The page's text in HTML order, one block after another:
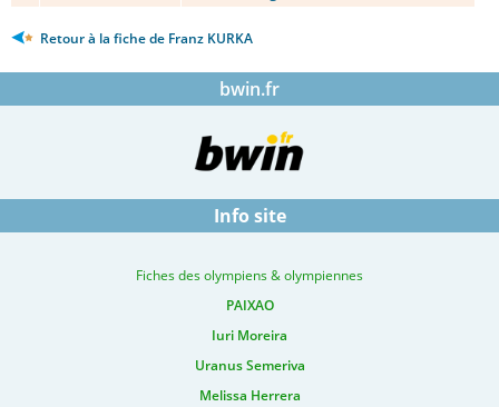
Retour à la fiche de Franz KURKA
bwin.fr
Info site
Fiches des olympiens & olympiennes
PAIXAO
Iuri Moreira
Uranus Semeriva
Melissa Herrera